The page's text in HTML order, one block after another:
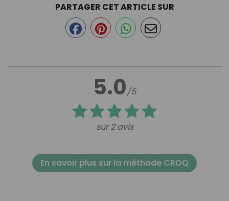
5.0/5
sur 2 avis
PARTAGER CET ARTICLE SUR
En savoir plus sur la méthode CROQ